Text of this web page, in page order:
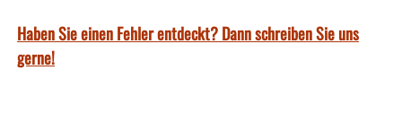
Haben Sie einen Fehler entdeckt? Dann schreiben Sie uns
gerne!